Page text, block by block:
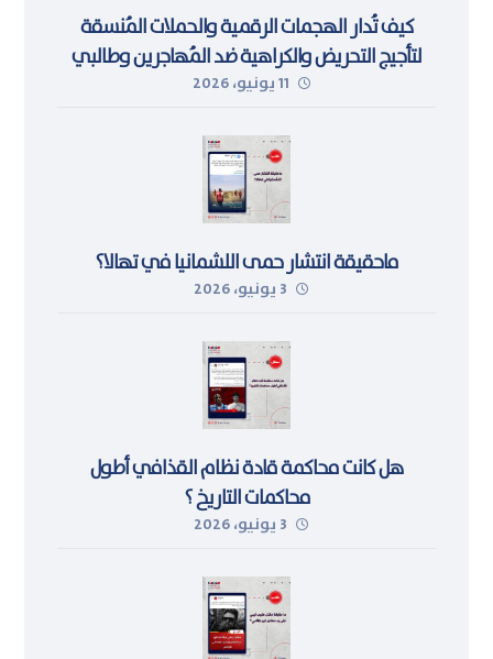
كيف تُدار الهجمات الرقمية والحملات المُنسقة
لتأجيج التحريض والكراهية ضد المُهاجرين وطالبي
اللجوء في ليبيا
11 يونيو، 2026
ماحقيقة انتشار حمى اللشمانيا في تهالا؟
3 يونيو، 2026
هل كانت محاكمة قادة نظام القذافي أطول
محاكمات التاريخ ؟
3 يونيو، 2026